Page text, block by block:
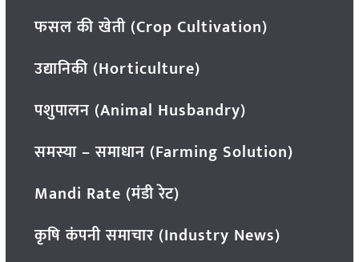
फसल की खेती (Crop Cultivation)
उद्यानिकी (Horticulture)
पशुपालन (Animal Husbandry)
समस्या – समाधान (Farming Solution)
Mandi Rate (मंडी रेट)
कृषि कंपनी समाचार (Industry News)